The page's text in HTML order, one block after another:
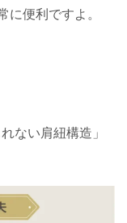
に便利ですよ。
ない肩紐構造」